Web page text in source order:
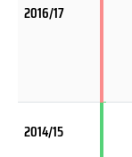
2016/17
2014/15